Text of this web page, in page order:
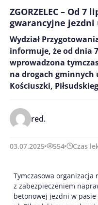
ZGORZELEC – Od 7
gwarancyjne jezdni
Wydział
informuje, że od dnia
wprowadzona
na drogach gminnych
Kościuszki,
red.
03.07.2025 554 Czas
Tymczasowa organizacja
z zabezpieczeniem
betonowej jezdni w